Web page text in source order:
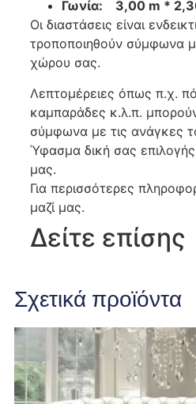
Γωνία: 3,00 m *
Οι διαστάσεις είναι
τροποποιηθούν σύμφωνα
χώρου σας.
Λεπτομέρειες όπως π.χ.
καμπαράδες κ.λ.π.
σύμφωνα με τις ανάγκες
Ύφασμα δική σας
μας.
Για περισσότερες
μαζί μας.
Δείτε επίσης
Σχετικά προϊόντα